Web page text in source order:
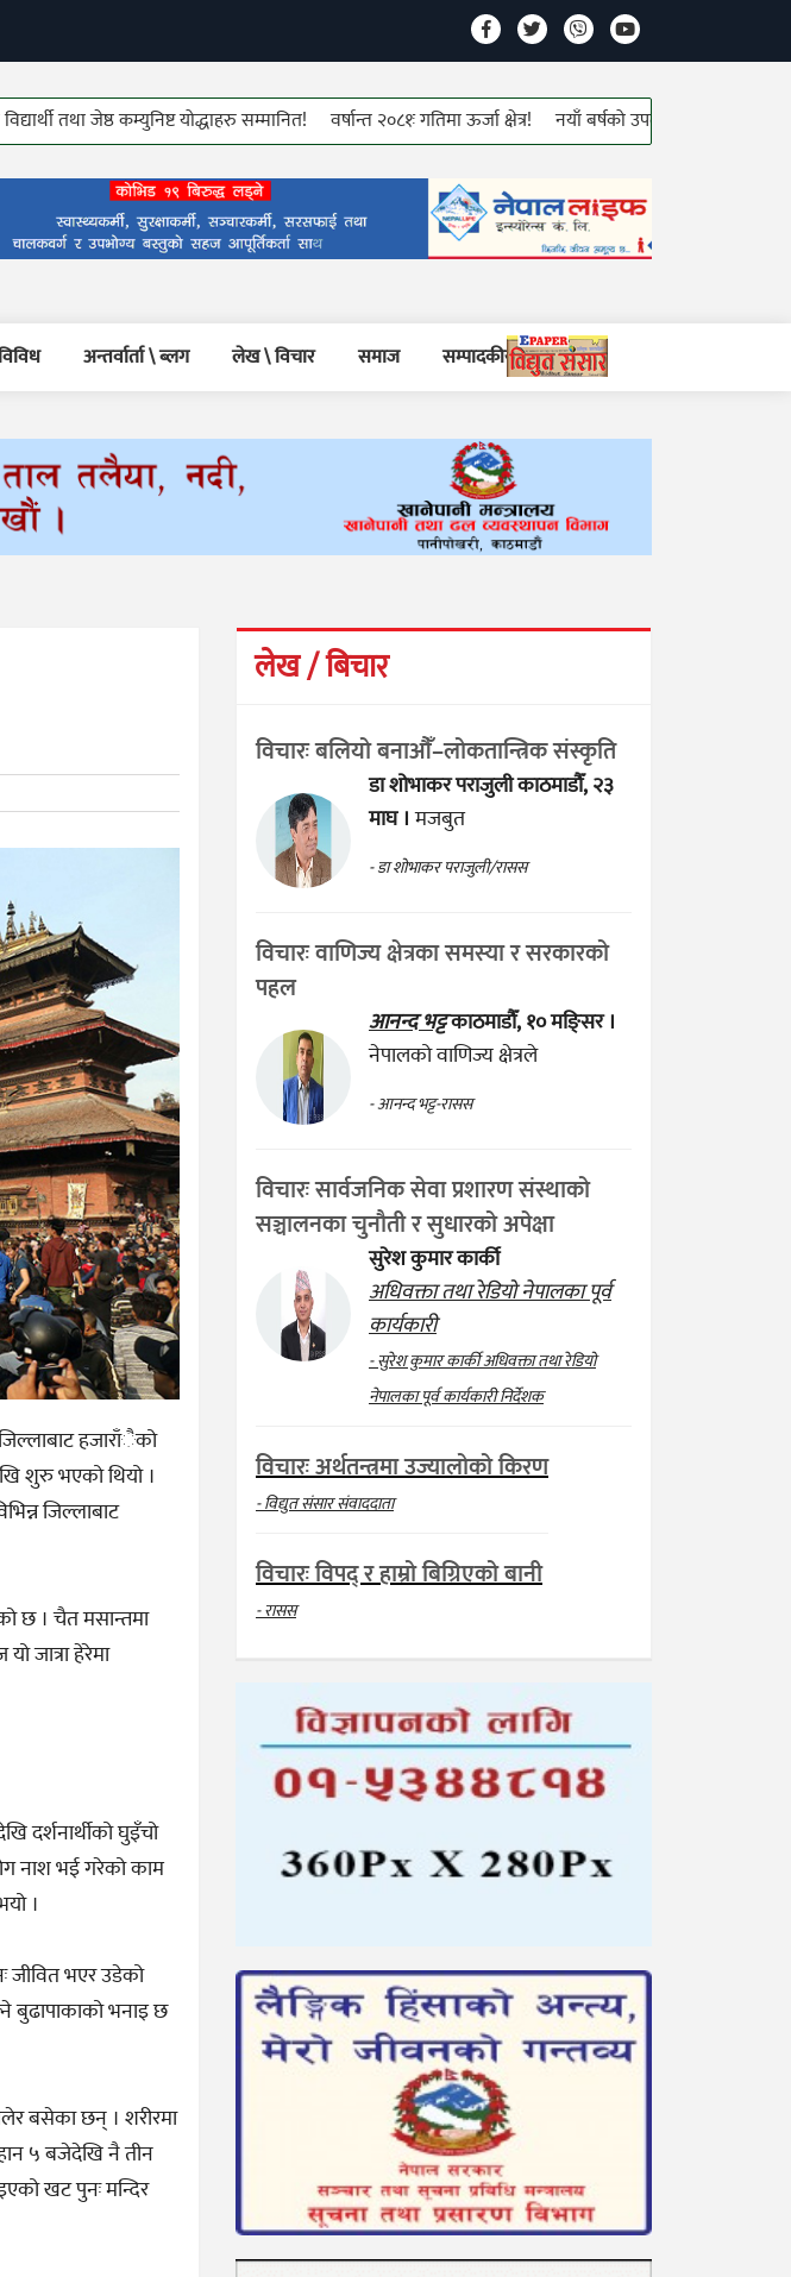
जेष्ठ कम्युनिष्ट योद्धाहरु सम्मानित! वर्षान्त २०८१ः गतिमा ऊर्जा क्षेत्र! नयाँ बर्षको उपलक्ष्यमा डिलरहरुलाई ५ दिने
अन्तर्वार्ता \ ब्लग लेख \ विचार समाज सम्पादकीय
हजाराँैको
शुरु भएको थियो ।
जिल्लाबाट
छ । चैत मसान्तमा
जात्रा हेरेमा
दर्शनार्थीको घुइँचो
नाश भई गरेको काम
।
जीवित भएर उडेको
बुढापाकाको भनाइ छ
बसेका छन् । शरीरमा
५ बजेदेखि नै तीन
खट पुनः मन्दिर
लेख / बिचार
विचारः बलियो बनाऔँ–लोकतान्त्रिक संस्कृति
डा शोभाकर पराजुलीकाठमाडौँ, २३
माघ ।मजबुत
- डा शोभाकर पराजुली/रासस
विचारः वाणिज्य क्षेत्रका समस्या र सरकारको
पहल
आनन्द भट्टकाठमाडौँ, १० मङ्सिर ।
नेपालको वाणिज्य क्षेत्रले
- आनन्द भट्ट-रासस
विचारः सार्वजनिक सेवा प्रशारण संस्थाको
सञ्चालनका चुनौती र सुधारको अपेक्षा
सुरेश कुमार कार्की
अधिवक्ता तथा रेडियो नेपालका पूर्व
कार्यकारी
- सुरेश कुमार कार्की अधिवक्ता तथा रेडियो
नेपालका पूर्व कार्यकारी निर्देशक
विचारः अर्थतन्त्रमा उज्यालोको किरण
- विद्युत संसार संवाददाता
विचारः विपद् र हाम्रो बिग्रिएको बानी
- रासस